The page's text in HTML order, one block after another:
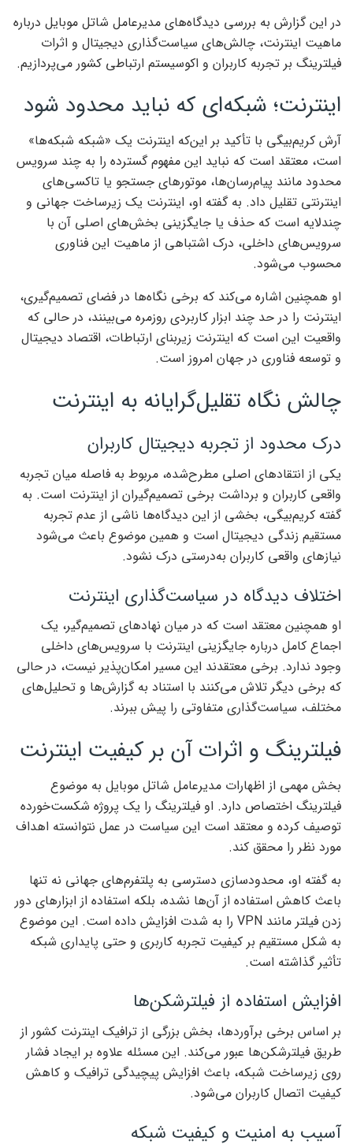
در این گزارش به بررسی دیدگاه‌های مدیرعامل شاتل موبایل درباره
ماهیت اینترنت، چالش‌های سیاست‌گذاری دیجیتال و اثرات
فیلترینگ بر تجربه کاربران و اکوسیستم ارتباطی کشور می‌پردازیم.
اینترنت؛ شبکه‌ای که نباید محدود شود
آرش کریم‌بیگی با تأکید بر این‌که اینترنت یک «شبکه شبکه‌ها»
است، معتقد است که نباید این مفهوم گسترده را به چند سرویس
محدود مانند پیام‌رسان‌ها، موتورهای جستجو یا تاکسی‌های
اینترنتی تقلیل داد. به گفته او، اینترنت یک زیرساخت جهانی و
چندلایه است که حذف یا جایگزینی بخش‌های اصلی آن با
سرویس‌های داخلی، درک اشتباهی از ماهیت این فناوری
محسوب می‌شود.
او همچنین اشاره می‌کند که برخی نگاه‌ها در فضای تصمیم‌گیری،
اینترنت را در حد چند ابزار کاربردی روزمره می‌بینند، در حالی که
واقعیت این است که اینترنت زیربنای ارتباطات، اقتصاد دیجیتال
و توسعه فناوری در جهان امروز است.
چالش نگاه تقلیل‌گرایانه به اینترنت
درک محدود از تجربه دیجیتال کاربران
یکی از انتقادهای اصلی مطرح‌شده، مربوط به فاصله میان تجربه
واقعی کاربران و برداشت برخی تصمیم‌گیران از اینترنت است. به
گفته کریم‌بیگی، بخشی از این دیدگاه‌ها ناشی از عدم تجربه
مستقیم زندگی دیجیتال است و همین موضوع باعث می‌شود
نیازهای واقعی کاربران به‌درستی درک نشود.
اختلاف دیدگاه در سیاست‌گذاری اینترنت
او همچنین معتقد است که در میان نهادهای تصمیم‌گیر، یک
اجماع کامل درباره جایگزینی اینترنت با سرویس‌های داخلی
وجود ندارد. برخی معتقدند این مسیر امکان‌پذیر نیست، در حالی
که برخی دیگر تلاش می‌کنند با استناد به گزارش‌ها و تحلیل‌های
مختلف، سیاست‌گذاری متفاوتی را پیش ببرند.
فیلترینگ و اثرات آن بر کیفیت اینترنت
بخش مهمی از اظهارات مدیرعامل شاتل موبایل به موضوع
فیلترینگ اختصاص دارد. او فیلترینگ را یک پروژه شکست‌خورده
توصیف کرده و معتقد است این سیاست در عمل نتوانسته اهداف
مورد نظر را محقق کند.
به گفته او، محدودسازی دسترسی به پلتفرم‌های جهانی نه تنها
باعث کاهش استفاده از آن‌ها نشده، بلکه استفاده از ابزارهای دور
زدن فیلتر مانند VPN را به شدت افزایش داده است. این موضوع
به شکل مستقیم بر کیفیت تجربه کاربری و حتی پایداری شبکه
تأثیر گذاشته است.
افزایش استفاده از فیلترشکن‌ها
بر اساس برخی برآوردها، بخش بزرگی از ترافیک اینترنت کشور از
طریق فیلترشکن‌ها عبور می‌کند. این مسئله علاوه بر ایجاد فشار
روی زیرساخت شبکه، باعث افزایش پیچیدگی ترافیک و کاهش
کیفیت اتصال کاربران می‌شود.
آسیب به امنیت و کیفیت شبکه